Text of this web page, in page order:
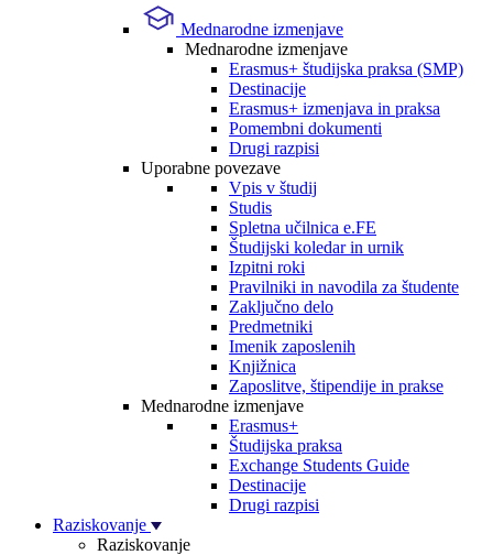
Mednarodne izmenjave
Mednarodne izmenjave
Erasmus+ študijska praksa (SMP)
Destinacije
Erasmus+ izmenjava in praksa
Pomembni dokumenti
Drugi razpisi
Uporabne povezave
Vpis v študij
Studis
Spletna učilnica e.FE
Študijski koledar in urnik
Izpitni roki
Pravilniki in navodila za študente
Zaključno delo
Predmetniki
Imenik zaposlenih
Knjižnica
Zaposlitve, štipendije in prakse
Mednarodne izmenjave
Erasmus+
Študijska praksa
Exchange Students Guide
Destinacije
Drugi razpisi
Raziskovanje
Raziskovanje